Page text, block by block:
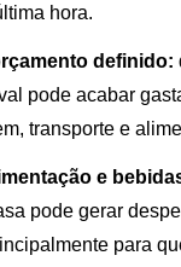
hora.
definido:
pode acabar
transporte e
e
pode gerar
para